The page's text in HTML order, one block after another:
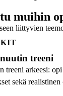
muihin
liittyvien
treeni
treeni arkeesi:
sekä realistinen